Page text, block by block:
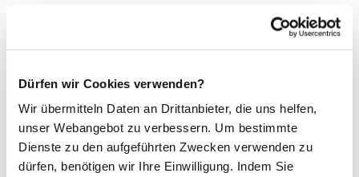
Dürfen wir Cookies verwenden?
Wir übermitteln Daten an Drittanbieter, die uns helfen,
unser Webangebot zu verbessern. Um bestimmte
Dienste zu den aufgeführten Zwecken verwenden zu
dürfen, benötigen wir Ihre Einwilligung. Indem Sie
Haarausfall bei
Rückbildungstendenz
Ursache:
Nebenwirkung, z. B. von